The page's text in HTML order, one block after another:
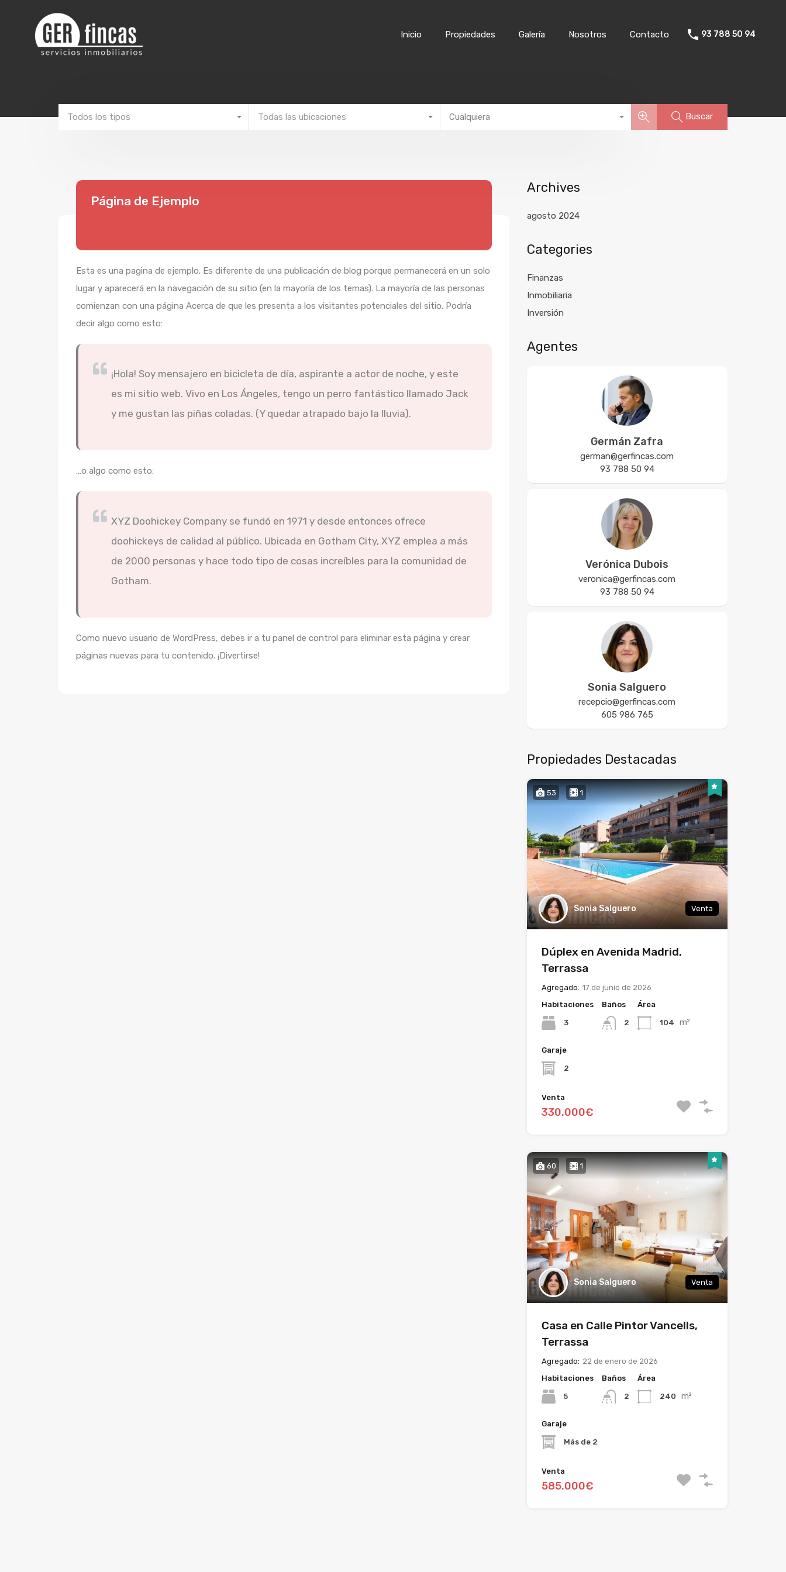
Inicio
Propiedades Galería Nosotros Contacto 93 788 50 94
Todos los tipos Todas las ubicaciones Cualquiera Buscar
Página de Ejemplo
Esta es una pagina de ejemplo. Es diferente de una publicación de blog porque permanecerá en un solo
lugar y aparecerá en la navegación de su sitio (en la mayoría de los temas). La mayoría de las personas
comienzan con una página Acerca de que les presenta a los visitantes potenciales del sitio. Podría
decir algo como esto:
¡Hola! Soy mensajero en bicicleta de día, aspirante a actor de noche, y este
es mi sitio web. Vivo en Los Ángeles, tengo un perro fantástico llamado Jack
y me gustan las piñas coladas. (Y quedar atrapado bajo la lluvia).
…o algo como esto:
XYZ Doohickey Company se fundó en 1971 y desde entonces ofrece
doohickeys de calidad al público. Ubicada en Gotham City, XYZ emplea a más
de 2000 personas y hace todo tipo de cosas increíbles para la comunidad de
Gotham.
Como nuevo usuario de WordPress, debes ir a tu panel de control para eliminar esta página y crear
páginas nuevas para tu contenido. ¡Divertirse!
Archives
agosto 2024
Categories
Finanzas
Inmobiliaria
Inversión
Agentes
Germán Zafra
german@gerfincas.com
93 788 50 94
Verónica Dubois
veronica@gerfincas.com
93 788 50 94
Sonia Salguero
recepcio@gerfincas.com
605 986 765
Propiedades Destacadas
53 1
Sonia Salguero Venta
Dúplex en Avenida Madrid,
Terrassa
Agregado: 17 de junio de 2026
Habitaciones
3
Baños
2
Área
104 m²
Garaje
2
Venta
330.000€
60 1
Sonia Salguero Venta
Casa en Calle Pintor Vancells,
Terrassa
Agregado: 22 de enero de 2026
Habitaciones
5
Baños
2
Área
240 m²
Garaje
Más de 2
Venta
585.000€